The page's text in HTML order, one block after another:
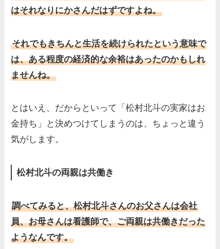
はそれなりにかさんだはずですよね。
それでもきちんと生活を続けられたという意味で
は、ある程度の経済的な余裕はあったのかもしれ
ませんね。
とはいえ、だからといって「松村北斗の実家はお
金持ち」と決めつけてしまうのは、ちょっと違う
気がします。
松村北斗の両親は共働き
調べてみると、松村北斗さんのお父さんは会社
員、お母さんは看護師で、ご両親は共働きだった
ようなんです。